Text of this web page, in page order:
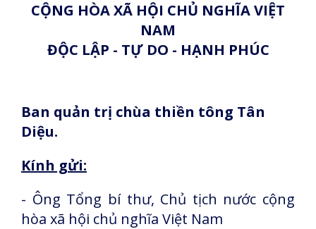
CỘNG HÒA XÃ HỘI CHỦ NGHĨA VIỆT
NAM
ĐỘC LẬP - TỰ DO - HẠNH PHÚC
Ban quản trị chùa thiền tông Tân
Diệu.
Kính gửi:
- Ông Tổng bí thư, Chủ tịch nước cộng
hòa xã hội chủ nghĩa Việt Nam